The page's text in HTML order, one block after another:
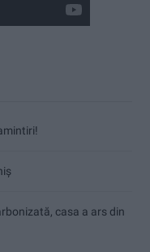
casa a ars din